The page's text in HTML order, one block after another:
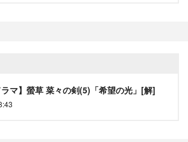
ラマ】螢草 菜々の剣(5)「希望の光」[解]